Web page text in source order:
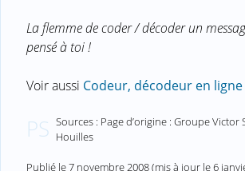
La flemme de coder / décoder un
pensé à toi !
Voir aussi Codeur, décodeur en ligne
PS Sources : Page d’origine : Groupe Victor
Houilles
Publié le7 novembre 2008(mis à jour le6